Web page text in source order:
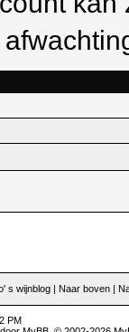
s wijnblog | Naar boven |
PM